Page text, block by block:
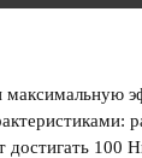
максимальную
достигать 100